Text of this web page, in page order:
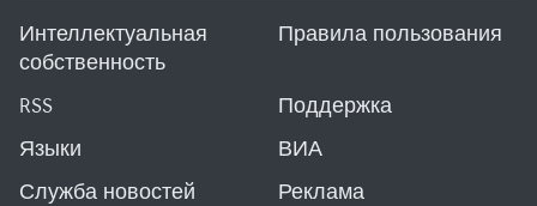
Интеллектуальная
собственность
Правила пользования
RSS
Поддержка
Языки
ВИА
Служба новостей
Реклама